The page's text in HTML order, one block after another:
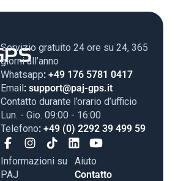
Servizio gratuito 24 ore su 24, 365
giorni all’anno
Whatsapp: +49 176 5781 0417
Email: support@paj-gps.it
Contatto durante l’orario d’ufficio
Lun. - Gio. 09:00 - 16:00
Telefono: +49 (0) 2292 39 499 59
Informazioni su
PAJ
Aiuto
Contatto